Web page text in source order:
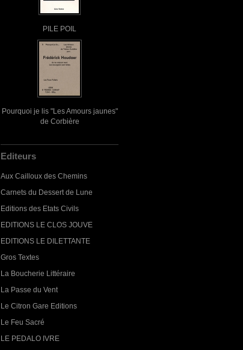
PILE POIL
Pourquoi je lis "Les Amours jaunes"
de Corbière
Editeurs
Aux Cailloux des Chemins
Carnets du Dessert de Lune
Editions des Etats Civils
EDITIONS LE CLOS JOUVE
EDITIONS LE DILETTANTE
Gros Textes
La Boucherie Littéraire
La Passe du Vent
Le Citron Gare Editions
Le Feu Sacré
LE PEDALO IVRE